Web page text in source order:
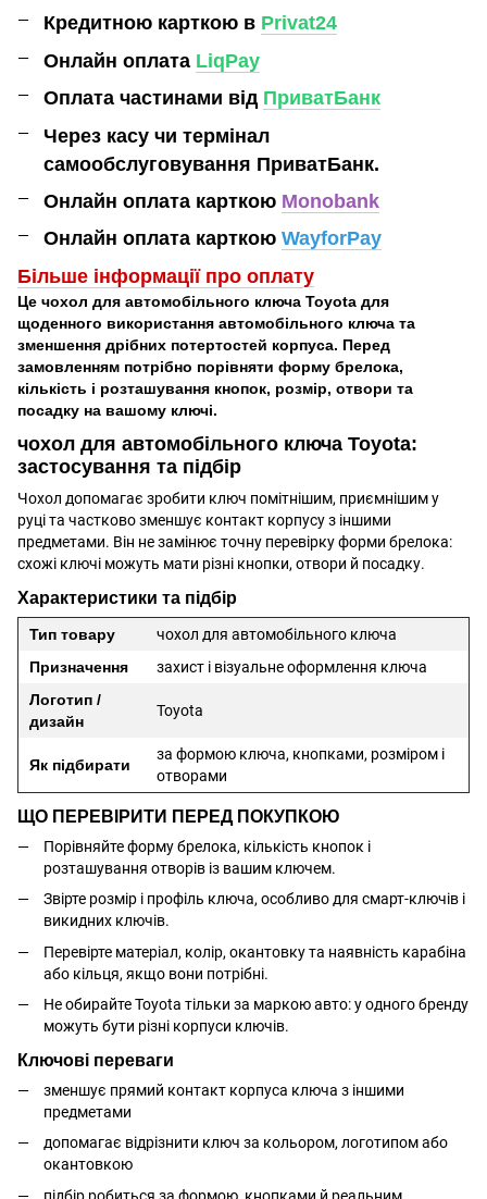
Кредитною карткою в Privat24
Онлайн оплата LiqPay
Оплата частинами від ПриватБанк
Через касу чи термінал
самообслуговування ПриватБанк.
Онлайн оплата карткою Monobank
Онлайн оплата карткою WayforPay
Більше інформації про оплату
Це чохол для автомобільного ключа Toyota для
щоденного використання автомобільного ключа та
зменшення дрібних потертостей корпуса. Перед
замовленням потрібно порівняти форму брелока,
кількість і розташування кнопок, розмір, отвори та
посадку на вашому ключі.
чохол для автомобільного ключа Toyota:
застосування та підбір
Чохол допомагає зробити ключ помітнішим, приємнішим у
руці та частково зменшує контакт корпусу з іншими
предметами. Він не замінює точну перевірку форми брелока:
схожі ключі можуть мати різні кнопки, отвори й посадку.
Характеристики та підбір
Тип товару
чохол для автомобільного ключа
Призначення
захист і візуальне оформлення ключа
Логотип /
дизайн
Toyota
Як підбирати
за формою ключа, кнопками, розміром і
отворами
ЩО ПЕРЕВІРИТИ ПЕРЕД ПОКУПКОЮ
Порівняйте форму брелока, кількість кнопок і
розташування отворів із вашим ключем.
Звірте розмір і профіль ключа, особливо для смарт-ключів і
викидних ключів.
Перевірте матеріал, колір, окантовку та наявність карабіна
або кільця, якщо вони потрібні.
Не обирайте Toyota тільки за маркою авто: у одного бренду
можуть бути різні корпуси ключів.
Ключові переваги
зменшує прямий контакт корпуса ключа з іншими
предметами
допомагає відрізнити ключ за кольором, логотипом або
окантовкою
підбір робиться за формою, кнопками й реальним